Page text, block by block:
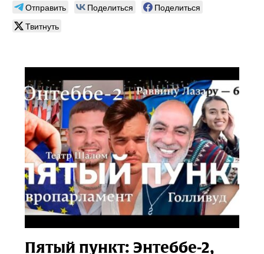
Отправить Поделиться
Поделиться
Твитнуть
Пятый пункт: Энтеббе-2,